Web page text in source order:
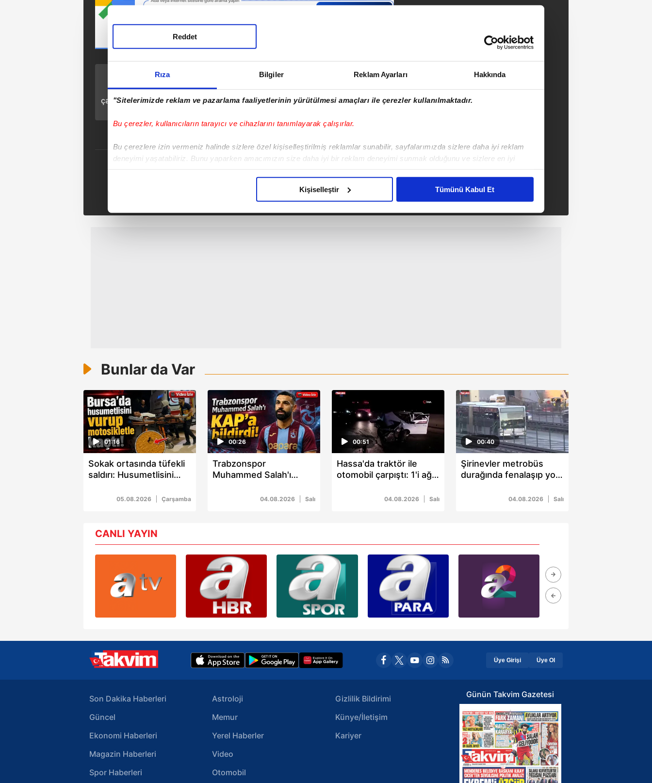
Rıza Bilgiler Reklam Ayarları Hakkında
"Sitelerimizde reklam ve pazarlama faaliyetlerinin yürütülmesi amaçları ile çerezler kullanılmaktadır.
Bu çerezler, kullanıcıların tarayıcı ve cihazlarını tanımlayarak çalışırlar.
Bu çerezlere izin vermeniz halinde sizlere özel kişiselleştirilmiş reklamlar sunabilir, sayfalarımızda sizlere daha iyi reklam
deneyimi yaşatabiliriz. Bunu yaparken amacımızın size daha iyi bir reklam deneyimi sunmak olduğunu ve sizlere en iyi
Reddet
Kişiselleştir Tümünü Kabul Et
SONRAKİ HABER
Silivri'de zorla
götürülmeye çalışılan
öldürecek yardım
edin'
ÖNCEKİ HABER
Gebze’de silahlı
çatışma! 17 yaşındaki
Bunlar da Var
01:16
Sokak ortasında tüfekli
saldırı: Husumetlisini
05.08.2026 Çarşamba
00:26
Trabzonspor
Muhammed Salah'ı
04.08.2026 Salı
00:51
Hassa'da traktör ile
otomobil çarpıştı: 1'i ağır
04.08.2026 Salı
00:40
Şirinevler metrobüs
durağında fenalaşıp yola
04.08.2026 Salı
CANLI YAYIN
Üye Girişi Üye Ol
Son Dakika Haberleri
Güncel
Ekonomi Haberleri
Magazin Haberleri
Spor Haberleri
Astroloji
Memur
Yerel Haberler
Video
Otomobil
Gizlilik Bildirimi
Künye/İletişim
Kariyer
Günün Takvim Gazetesi